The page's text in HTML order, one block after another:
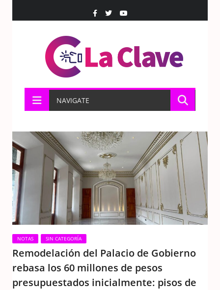
NAVIGATE
NOTAS SIN CATEGORÍA
Remodelación del Palacio de Gobierno
rebasa los 60 millones de pesos
presupuestados inicialmente: pisos de